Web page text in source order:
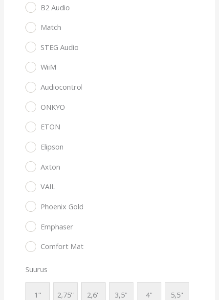
B2 Audio
Match
STEG Audio
WiiM
Audiocontrol
ONKYO
ETON
Elipson
Axton
VAIL
Phoenix Gold
Emphaser
Comfort Mat
Suurus
1" 2,75'' 2,6'' 3,5" 4'' 5,5''